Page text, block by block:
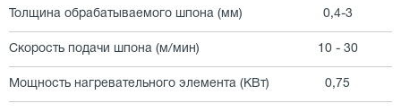
Толщина обрабатываемого шпона (мм) 0,4-3
Скорость подачи шпона (м/мин) 10 - 30
Мощность нагревательного элемента (КВт) 0,75